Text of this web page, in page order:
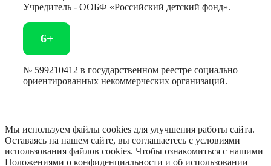
Учредитель - ООБФ «Российский детский фонд».
6+
№ 599210412 в государственном реестре социально
ориентированных некоммерческих организаций.
Мы используем файлы cookies для улучшения работы сайта.
Оставаясь на нашем сайте, вы соглашаетесь с условиями
использования файлов cookies. Чтобы ознакомиться с нашими
Положениями о конфиденциальности и об использовании